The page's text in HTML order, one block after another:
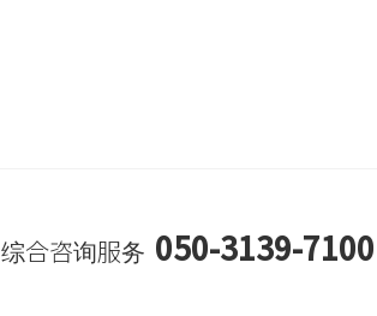
综合咨询服务 050-3139-7100